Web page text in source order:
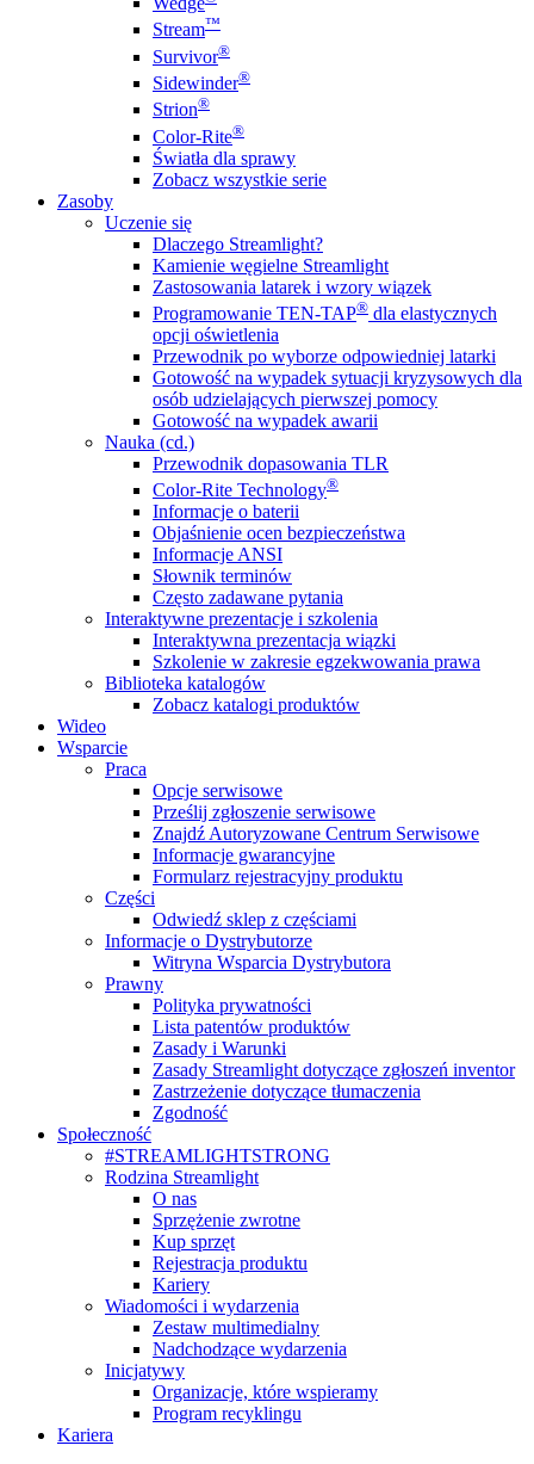
Stream™
Survivor®
Sidewinder®
Strion®
Color-Rite®
Światła dla sprawy
Zobacz wszystkie serie
Zasoby
Uczenie się
Dlaczego Streamlight?
Kamienie węgielne Streamlight
Zastosowania latarek i wzory wiązek
Programowanie TEN-TAP® dla elastycznych
opcji oświetlenia
Przewodnik po wyborze odpowiedniej latarki
Gotowość na wypadek sytuacji kryzysowych dla
osób udzielających pierwszej pomocy
Gotowość na wypadek awarii
Nauka (cd.)
Przewodnik dopasowania TLR
Color-Rite Technology®
Informacje o baterii
Objaśnienie ocen bezpieczeństwa
Informacje ANSI
Słownik terminów
Często zadawane pytania
Interaktywne prezentacje i szkolenia
Interaktywna prezentacja wiązki
Szkolenie w zakresie egzekwowania prawa
Biblioteka katalogów
Zobacz katalogi produktów
Wideo
Wsparcie
Praca
Opcje serwisowe
Prześlij zgłoszenie serwisowe
Znajdź Autoryzowane Centrum Serwisowe
Informacje gwarancyjne
Formularz rejestracyjny produktu
Części
Odwiedź sklep z częściami
Informacje o Dystrybutorze
Witryna Wsparcia Dystrybutora
Prawny
Polityka prywatności
Lista patentów produktów
Zasady i Warunki
Zasady Streamlight dotyczące zgłoszeń inventor
Zastrzeżenie dotyczące tłumaczenia
Zgodność
Społeczność
#STREAMLIGHTSTRONG
Rodzina Streamlight
O nas
Sprzężenie zwrotne
Kup sprzęt
Rejestracja produktu
Kariery
Wiadomości i wydarzenia
Zestaw multimedialny
Nadchodzące wydarzenia
Inicjatywy
Organizacje, które wspieramy
Program recyklingu
Kariera